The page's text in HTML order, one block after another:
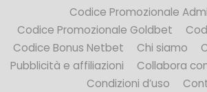
Codice Promozionale
Codice Promozionale Goldbet
Codice Bonus Netbet
Chi siamo
Pubblicità e affiliazioni
Collabora
Condizioni d’uso